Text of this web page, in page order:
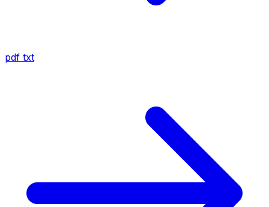
pdf txt